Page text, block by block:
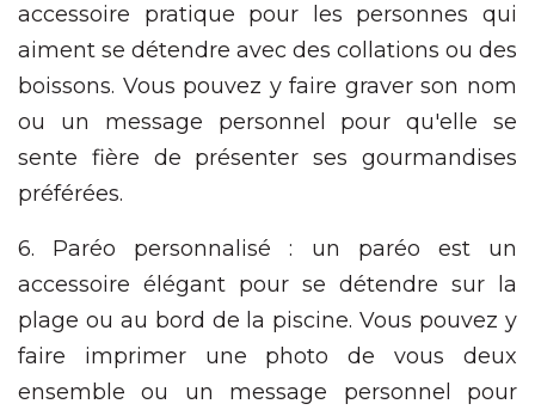
accessoire pratique pour les personnes qui
aiment se détendre avec des collations ou des
boissons. Vous pouvez y faire graver son nom
ou un message personnel pour qu'elle se
sente fière de présenter ses gourmandises
préférées.
6. Paréo personnalisé : un paréo est un
accessoire élégant pour se détendre sur la
plage ou au bord de la piscine. Vous pouvez y
faire imprimer une photo de vous deux
ensemble ou un message personnel pour